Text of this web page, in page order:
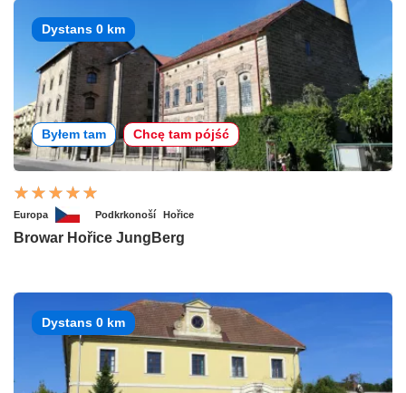
Dystans 0 km
Byłem tam Chcę tam pójść
Europa Podkrkonoší Hořice
Browar Hořice JungBerg
Dystans 0 km